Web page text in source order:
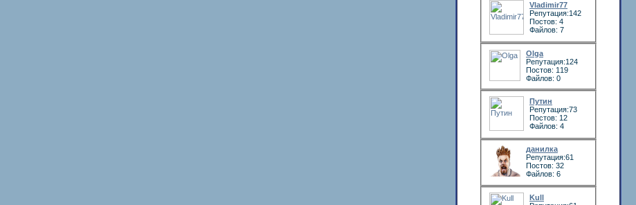
Vladimir77
Репутация:142
Постов: 4
Файлов: 7
Olga
Репутация:124
Постов: 119
Файлов: 0
Путин
Репутация:73
Постов: 12
Файлов: 4
данилка
Репутация:61
Постов: 32
Файлов: 6
Kull